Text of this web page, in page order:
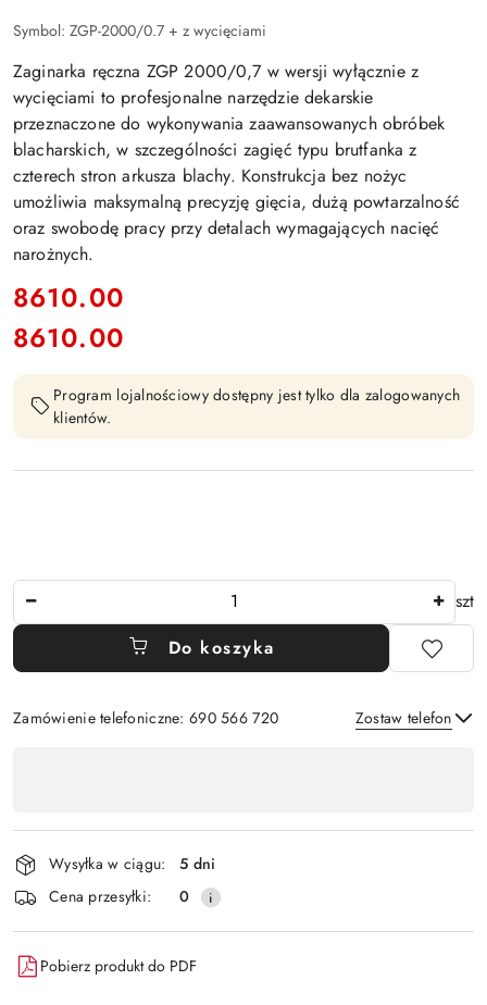
Symbol: ZGP-2000/0.7 + z wycięciami
Zaginarka ręczna ZGP 2000/0,7 w wersji wyłącznie z
wycięciami to profesjonalne narzędzie dekarskie
przeznaczone do wykonywania zaawansowanych obróbek
blacharskich, w szczególności zagięć typu brutfanka z
czterech stron arkusza blachy. Konstrukcja bez nożyc
umożliwia maksymalną precyzję gięcia, dużą powtarzalność
oraz swobodę pracy przy detalach wymagających nacięć
narożnych.
cena:
8610.00
Cena:
8610.00
Program lojalnościowy dostępny jest tylko dla zalogowanych
klientów.
szt
Do koszyka
Zamówienie telefoniczne: 690 566 720 Zostaw telefon
płatność
i
dostawa
Wysyłka w ciągu:
5 dni
Cena przesyłki:
0
Pobierz produkt do PDF